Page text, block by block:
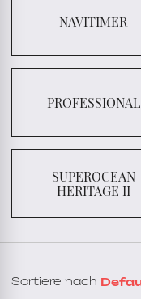
NAVITIMER
PROFESSIONAL
SUPEROCEAN
HERITAGE II
Sortiere nach